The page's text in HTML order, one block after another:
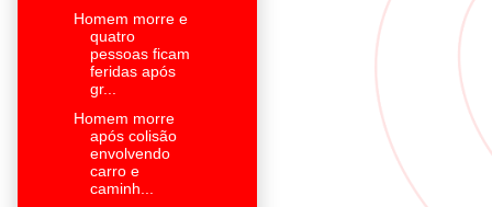
Homem morre e
quatro
pessoas ficam
feridas após
gr...
Homem morre
após colisão
envolvendo
carro e
caminh...